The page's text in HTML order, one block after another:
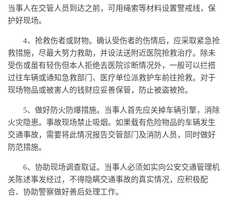
当事人在交管人员到达之前，可用绳索等材料设置警戒线，保
护好现场。
4、抢救伤者或财物。确认受伤者的伤情后，应采取紧急抢
救措施，尽最大努力救助，并设法送附近医院抢救治疗。除未
受伤或虽有轻伤但本人拒绝去医院诊断情况外，一般可以拦搭
过往车辆或通知急救部门、医疗单位派救护车前往抢救。对于
现场物品或被害人的钱财应妥善保管，防止被盗被抢。
5、做好防火防爆措施。当事人首先应关掉车辆引擎，消除
火灾隐患。事故现场禁止吸烟。如果载有危险物品的车辆发生
交通事故，需要将此情况报告交管部门及消防人员，同时做好
防范措施。
6、协助现场调查取证。当事人必须如实向公安交通管理机
关陈述事发经过，不得隐瞒交通事故的真实情况，应积极配
合、协助警察做好善后处理工作。